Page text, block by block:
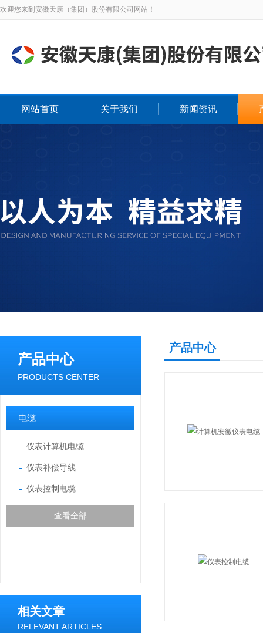
欢迎您来到安徽天康（集团）股份有限公司网站！
网站首页 关于我们 新闻资讯
产品中心
PRODUCTS CENTER
电缆
仪表计算机电缆
仪表补偿导线
仪表控制电缆
查看全部
相关文章
RELEVANT ARTICLES
产品中心